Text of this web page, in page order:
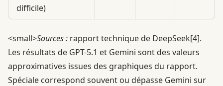
difficile)
<small>Sources : rapport technique de DeepSeek[4].
Les résultats de GPT-5.1 et Gemini sont des valeurs
approximatives issues des graphiques du rapport.
Spéciale correspond souvent ou dépasse Gemini sur